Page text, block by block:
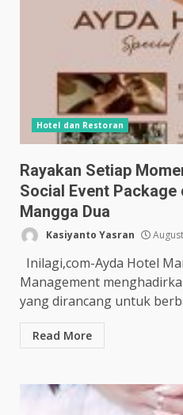
Hotel dan Restoran
Rayakan Setiap
Social Event Package
Mangga Dua
Kasiyanto Yasran
Inilagi,com-Ayda Hotel
Management
yang dirancang untuk
Read More